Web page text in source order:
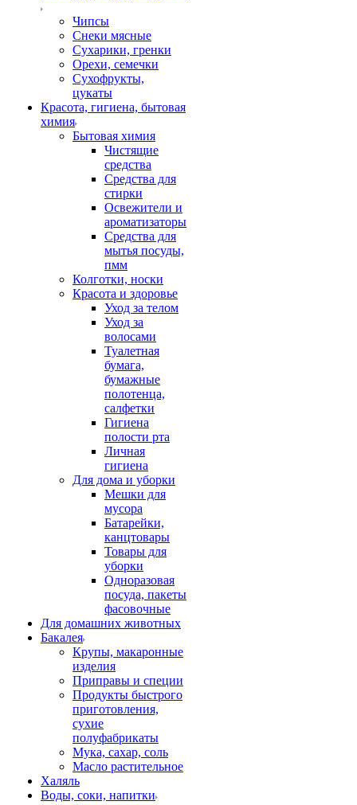
Чипсы
Снеки мясные
Сухарики, гренки
Орехи, семечки
Сухофрукты,
цукаты
Красота, гигиена, бытовая
химия
Бытовая химия
Чистящие
средства
Средства для
стирки
Освежители и
ароматизаторы
Средства для
мытья посуды,
пмм
Колготки, носки
Красота и здоровье
Уход за телом
Уход за
волосами
Туалетная
бумага,
бумажные
полотенца,
салфетки
Гигиена
полости рта
Личная
гигиена
Для дома и уборки
Мешки для
мусора
Батарейки,
канцтовары
Товары для
уборки
Одноразовая
посуда, пакеты
фасовочные
Для домашних животных
Бакалея
Крупы, макаронные
изделия
Приправы и специи
Продукты быстрого
приготовления,
сухие
полуфабрикаты
Мука, сахар, соль
Масло растительное
Халяль
Воды, соки, напитки